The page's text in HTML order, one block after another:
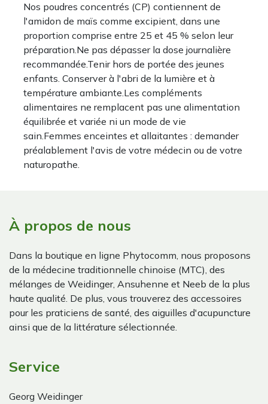
Nos poudres concentrés (CP) contiennent de
l'amidon de maïs comme excipient, dans une
proportion comprise entre 25 et 45 % selon leur
préparation.Ne pas dépasser la dose journalière
recommandée.Tenir hors de portée des jeunes
enfants. Conserver à l'abri de la lumière et à
température ambiante.Les compléments
alimentaires ne remplacent pas une alimentation
équilibrée et variée ni un mode de vie
sain.Femmes enceintes et allaitantes : demander
préalablement l'avis de votre médecin ou de votre
naturopathe.
À propos de nous
Dans la boutique en ligne Phytocomm, nous proposons
de la médecine traditionnelle chinoise (MTC), des
mélanges de Weidinger, Ansuhenne et Neeb de la plus
haute qualité. De plus, vous trouverez des accessoires
pour les praticiens de santé, des aiguilles d'acupuncture
ainsi que de la littérature sélectionnée.
Service
Georg Weidinger